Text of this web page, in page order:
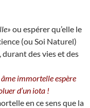
ou espérer qu’elle le
(ou Soi Naturel)
durant des vies et des
immortelle espère
d’un iota !
en ce sens que la